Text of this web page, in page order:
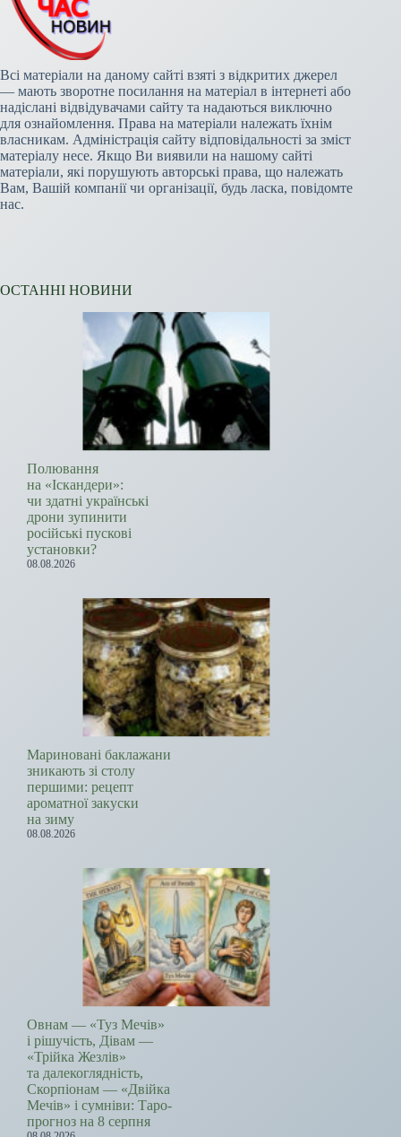
Всі матеріали на даному сайті взяті з відкритих джерел
— мають зворотне посилання на матеріал в інтернеті або
надіслані відвідувачами сайту та надаються виключно
для ознайомлення. Права на матеріали належать їхнім
власникам. Адміністрація сайту відповідальності за зміст
матеріалу несе. Якщо Ви виявили на нашому сайті
матеріали, які порушують авторські права, що належать
Вам, Вашій компанії чи організації, будь ласка, повідомте
нас.
ОСТАННІ НОВИНИ
Полювання
на «Іскандери»:
чи здатні українські
дрони зупинити
російські пускові
установки?
08.08.2026
Мариновані баклажани
зникають зі столу
першими: рецепт
ароматної закуски
на зиму
08.08.2026
Овнам — «Туз Мечів»
і рішучість, Дівам —
«Трійка Жезлів»
та далекоглядність,
Скорпіонам — «Двійка
Мечів» і сумніви: Таро-
прогноз на 8 серпня